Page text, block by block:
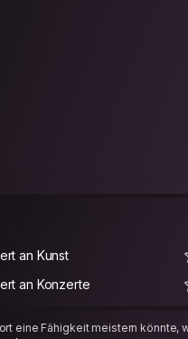
an Kunst
an Konzerte
eine Fähigkeit meistern könnte,